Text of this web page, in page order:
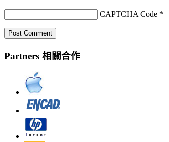
CAPTCHA Code *
Partners 相關合作